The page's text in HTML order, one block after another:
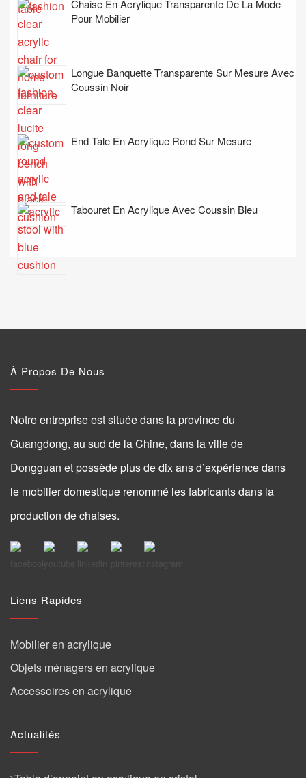
Chaise En Acrylique Transparente De La Mode
Pour Mobilier
Longue Banquette Transparente Sur Mesure Avec
Coussin Noir
End Tale En Acrylique Rond Sur Mesure
Tabouret En Acrylique Avec Coussin Bleu
À Propos De Nous
Notre entreprise est située dans la province du
Guangdong, au sud de la Chine, dans la ville de
Dongguan et possède plus de dix ans d’expérience dans
le mobilier domestique renommé les fabricants dans la
production de chaises.
Liens Rapides
Mobilier en acrylique
Objets ménagers en acrylique
Accessoires en acrylique
Actualités